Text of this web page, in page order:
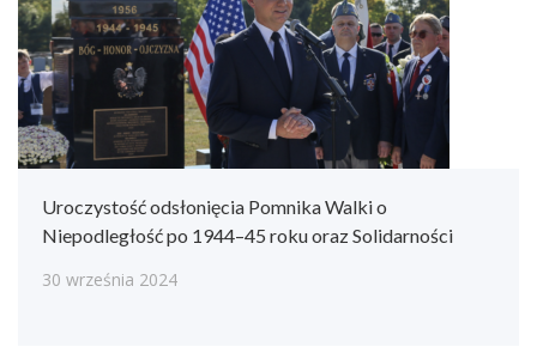
Uroczystość odsłonięcia Pomnika Walki o
Niepodległość po 1944–45 roku oraz Solidarności
30 września 2024